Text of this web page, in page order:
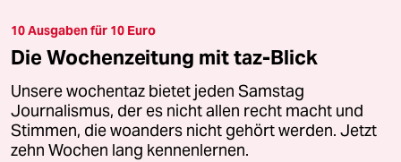
10 Ausgaben für 10 Euro
Die Wochenzeitung mit taz-Blick
Unsere wochentaz bietet jeden Samstag
Journalismus, der es nicht allen recht macht und
Stimmen, die woanders nicht gehört werden. Jetzt
zehn Wochen lang kennenlernen.